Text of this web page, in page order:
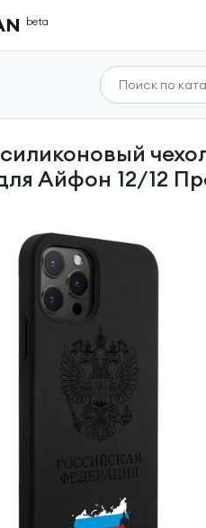
beta
Айфон 12/12